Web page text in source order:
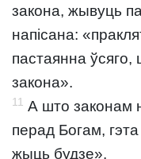
закона, жывуць
напісана:
пастаянна ўсяго,
закона».
11 А што законам
перад Богам,
жыць будзе».